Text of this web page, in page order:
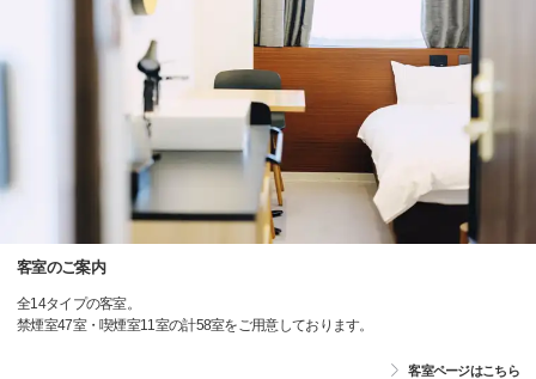
客室のご案内
全14タイプの客室。
禁煙室47室・喫煙室11室の計58室をご用意しております。
客室ページはこちら